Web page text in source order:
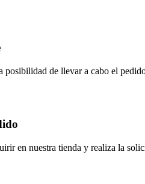
posibilidad de llevar a cabo el
en nuestra tienda y realiza la